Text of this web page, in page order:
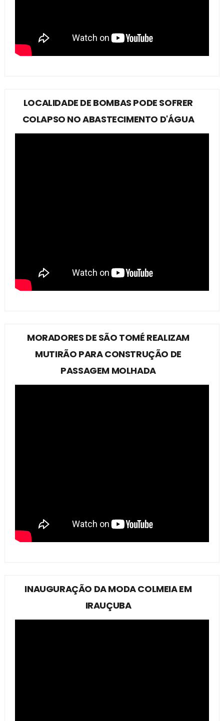
LOCALIDADE DE BOMBAS PODE SOFRER
COLAPSO NO ABASTECIMENTO D'ÁGUA
MORADORES DE SÃO TOMÉ REALIZAM
MUTIRÃO PARA CONSTRUÇÃO DE
PASSAGEM MOLHADA
INAUGURAÇÃO DA MODA COLMEIA EM
IRAUÇUBA